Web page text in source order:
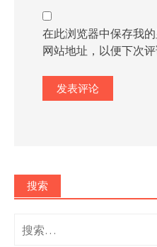
在此浏览器中保存我
网站地址，以便下次评
搜索
搜
索：